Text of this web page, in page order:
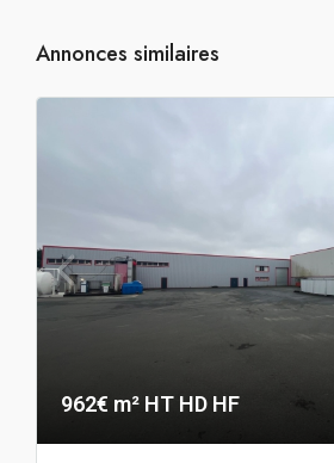
Annonces similaires
962€ m² HT HD HF